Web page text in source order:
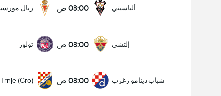
ألباسيتي 08:00 ص ريال
إلتشي 08:00 ص تولوز
شباب دينامو زغرب 08:00 ص Trnje (Cro)